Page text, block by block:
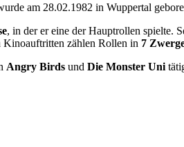
am 28.02.1982 in Wuppertal
, in der er eine der Hauptrollen spielte.
Kinoauftritten zählen Rollen in 7
Angry Birds und Die Monster Uni